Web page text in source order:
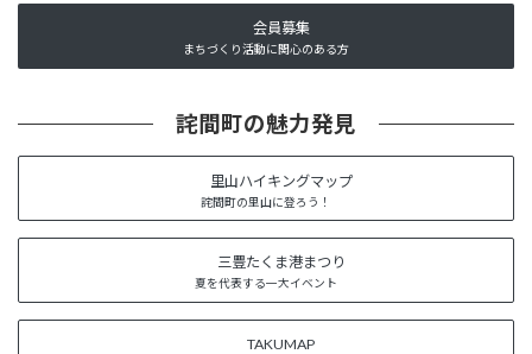
会員募集
まちづくり活動に関心のある方
詫間町の魅力発見
里山ハイキングマップ
詫間町の里山に登ろう！
三豊たくま港まつり
夏を代表する一大イベント
TAKUMAP